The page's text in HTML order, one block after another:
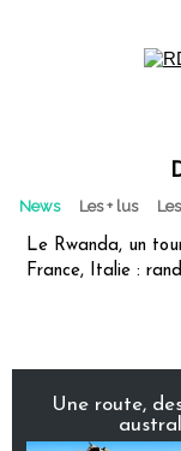
News Les + lus
Le Rwanda, un
France, Italie :
Une route,